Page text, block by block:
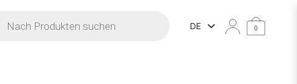
DE 0